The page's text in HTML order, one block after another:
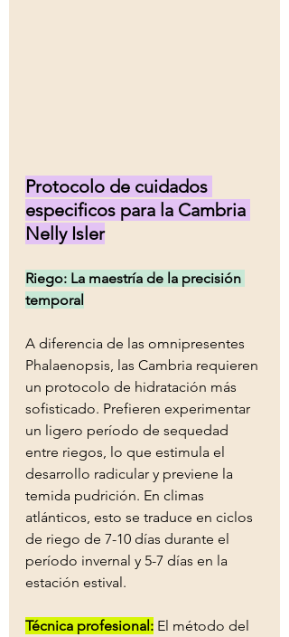
Protocolo de cuidados
especificos para la Cambria
Nelly Isler
Riego: La maestría de la precisión
temporal
A diferencia de las omnipresentes
Phalaenopsis, las Cambria requieren
un protocolo de hidratación más
sofisticado. Prefieren experimentar
un ligero período de sequedad
entre riegos, lo que estimula el
desarrollo radicular y previene la
temida pudrición. En climas
atlánticos, esto se traduce en ciclos
de riego de 7-10 días durante el
período invernal y 5-7 días en la
estación estival.
Técnica profesional: El método del